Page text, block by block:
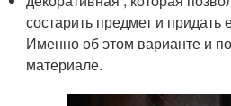
состарить предмет и
Именно об этом варианте и
материале.